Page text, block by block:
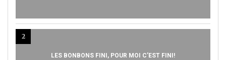
2
LES BONBONS FINI, POUR MOI C’EST FINI!